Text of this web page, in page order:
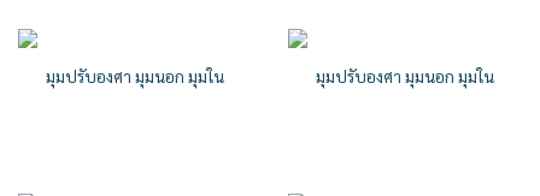
มุมปรับองศา มุมนอก มุมใน มุมปรับองศา มุมนอก มุมใน